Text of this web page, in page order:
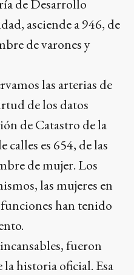
de Desarrollo
asciende a 946, de
de varones y
las arterias de
de los datos
de Catastro de la
es 654, de las
de mujer. Los
las mujeres en
funciones han tenido
fueron
la historia oficial. Esa